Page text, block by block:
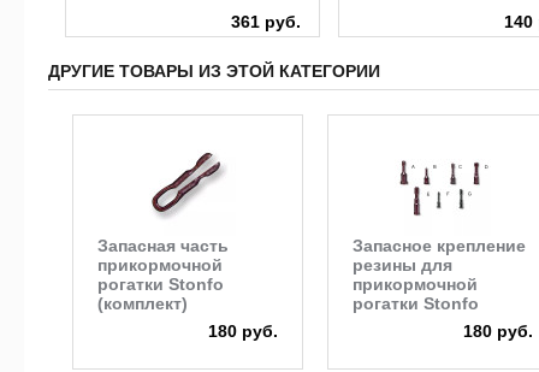
361 руб.
140
ДРУГИЕ ТОВАРЫ ИЗ ЭТОЙ КАТЕГОРИИ
Запасная часть
прикормочной
рогатки Stonfo
(комплект)
180 руб.
Запасное крепление
резины для
прикормочной
рогатки Stonfo
180 руб.